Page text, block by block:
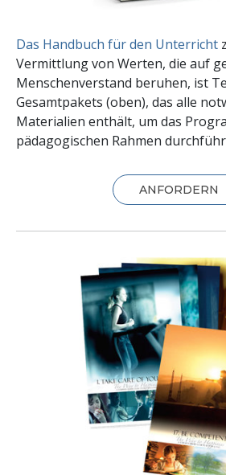
Das Handbuch für den Unterricht
Vermittlung von Werten, die auf
Menschenverstand beruhen, ist
Gesamtpakets (oben), das alle
Materialien enthält, um das
pädagogischen Rahmen
ANFORDERN